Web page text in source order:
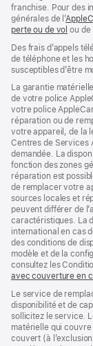
franchise. Pour des
générales de l’
perte ou de vol
une
ou de
Des frais d’appels
de téléphone et les
susceptibles d’être
La garantie
de votre police
votre police
réparation ou de
votre appareil, de la
Centres de Services
demandée. La
fonction des zones
réparation est
de remplacer votre
sources locales et
peuvent différer de
caractéristiques. La
international en cas
des conditions de
modèle et de la
consultez les
avec couverture en
Le service de
disponibilité et de
sollicitez le service.
matérielle qui
couvert (à